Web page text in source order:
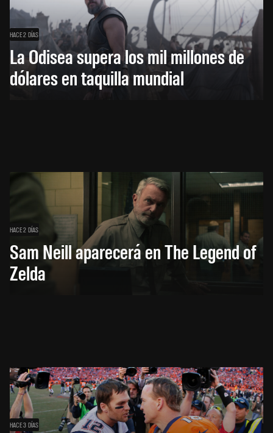
HACE 2 DÍAS
La Odisea supera los mil millones de
dólares en taquilla mundial
HACE 2 DÍAS
Sam Neill aparecerá en The Legend of
Zelda
HACE 3 DÍAS